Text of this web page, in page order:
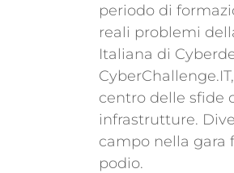
periodo di
reali problemi
Italiana di
centro delle sfide
infrastrutture.
campo nella gara
podio.